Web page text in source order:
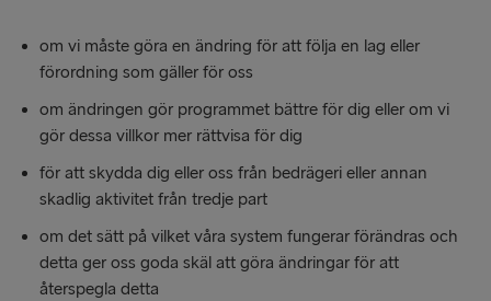
om vi måste göra en ändring för att följa en lag eller
förordning som gäller för oss
om ändringen gör programmet bättre för dig eller om vi
gör dessa villkor mer rättvisa för dig
för att skydda dig eller oss från bedrägeri eller annan
skadlig aktivitet från tredje part
om det sätt på vilket våra system fungerar förändras och
detta ger oss goda skäl att göra ändringar för att
återspegla detta